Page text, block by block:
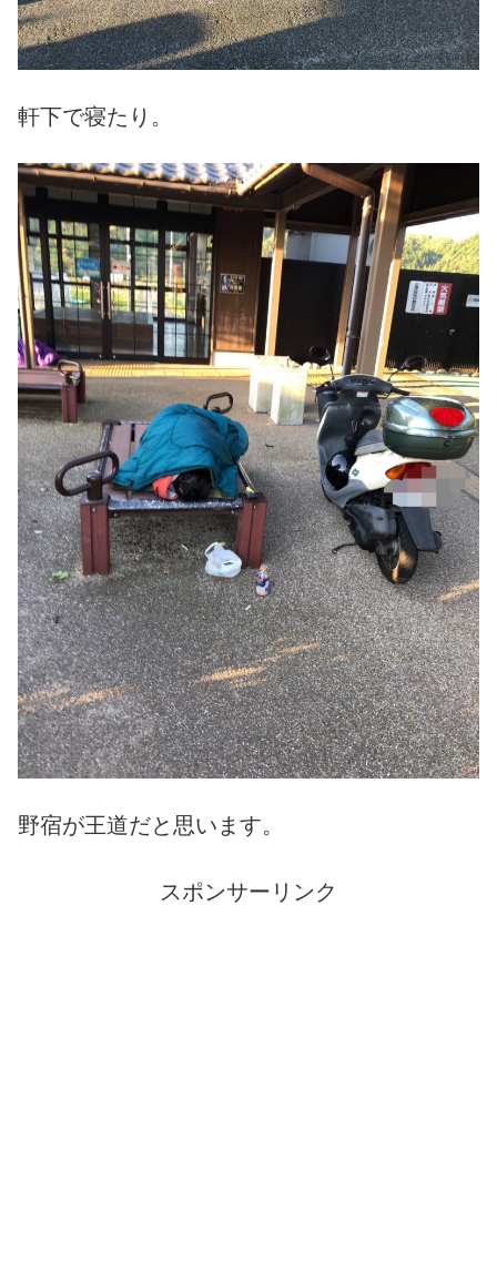
軒下で寝たり。
野宿が王道だと思います。
スポンサーリンク